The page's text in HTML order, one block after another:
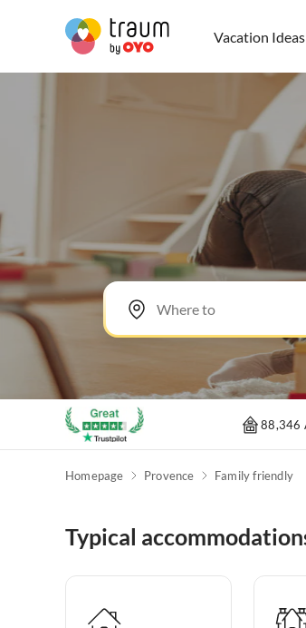
Vacation Ideas
88,346
Homepage Provence Family friendly
Typical